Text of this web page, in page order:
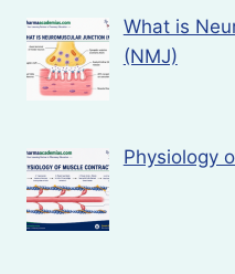
What is
(NMJ)
Physiology